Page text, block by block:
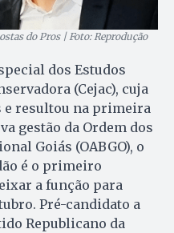
do Pros | Foto: Reprodução
dos Estudos
(Cejac), cuja
e resultou na primeira
gestão da Ordem dos
Goiás (OABGO), o
é o primeiro
a função para
Pré-candidato a
Republicano da